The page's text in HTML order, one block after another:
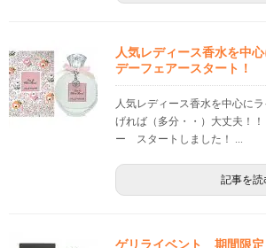
人気レディース香水を中
デーフェアースタート！
人気レディース香水を中心に
げれば（多分・・）大丈夫！
ー スタートしました！ ...
記事を読
ゲリライベント 期間限